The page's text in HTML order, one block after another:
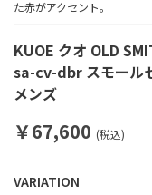
KUOE クオ OLD
sa-cv-dbr スモール
メンズ
た赤がアクセント。
￥67,600 (税込)